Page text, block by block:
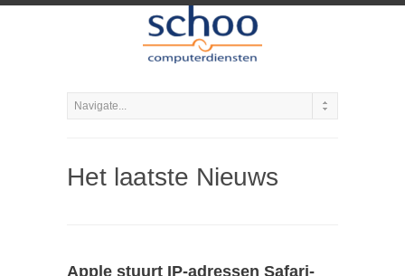
Het laatste Nieuws
Apple stuurt IP-adressen Safari-